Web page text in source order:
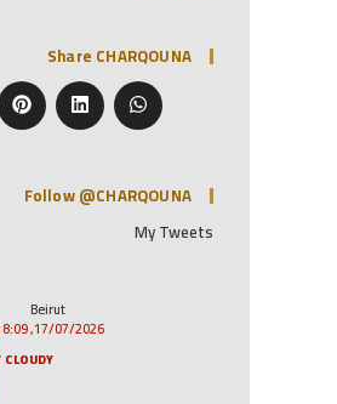
Share CHARQOUNA
Follow @CHARQOUNA
My Tweets
Beirut
17/07/2026, 8:09 م